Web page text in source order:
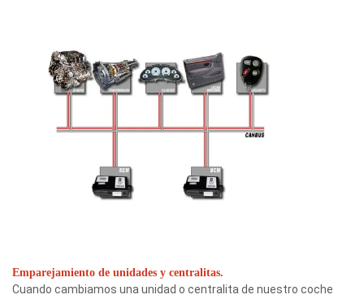
Emparejamiento de unidades y centralitas.
Cuando cambiamos una unidad o centralita de nuestro coche